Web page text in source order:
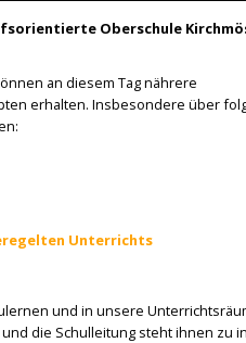
Oberschule
an diesem Tag nährere
erhalten. Insbesondere über
Unterrichts
und in unsere
die Schulleitung steht ihnen zu